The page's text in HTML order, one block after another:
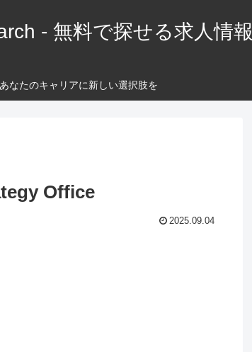
- 無料で探せる求人情報
あなたのキャリアに新しい選択肢を
Office
2025.09.04